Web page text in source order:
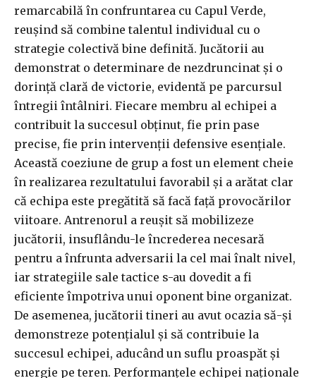
remarcabilă în confruntarea cu Capul Verde,
reușind să combine talentul individual cu o
strategie colectivă bine definită. Jucătorii au
demonstrat o determinare de nezdruncinat și o
dorință clară de victorie, evidentă pe parcursul
întregii întâlniri. Fiecare membru al echipei a
contribuit la succesul obținut, fie prin pase
precise, fie prin intervenții defensive esențiale.
Această coeziune de grup a fost un element cheie
în realizarea rezultatului favorabil și a arătat clar
că echipa este pregătită să facă față provocărilor
viitoare. Antrenorul a reușit să mobilizeze
jucătorii, insuflându-le încrederea necesară
pentru a înfrunta adversarii la cel mai înalt nivel,
iar strategiile sale tactice s-au dovedit a fi
eficiente împotriva unui oponent bine organizat.
De asemenea, jucătorii tineri au avut ocazia să-și
demonstreze potențialul și să contribuie la
succesul echipei, aducând un suflu proaspăt și
energie pe teren. Performanțele echipei naționale